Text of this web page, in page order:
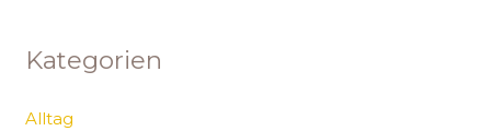
Kategorien
Alltag